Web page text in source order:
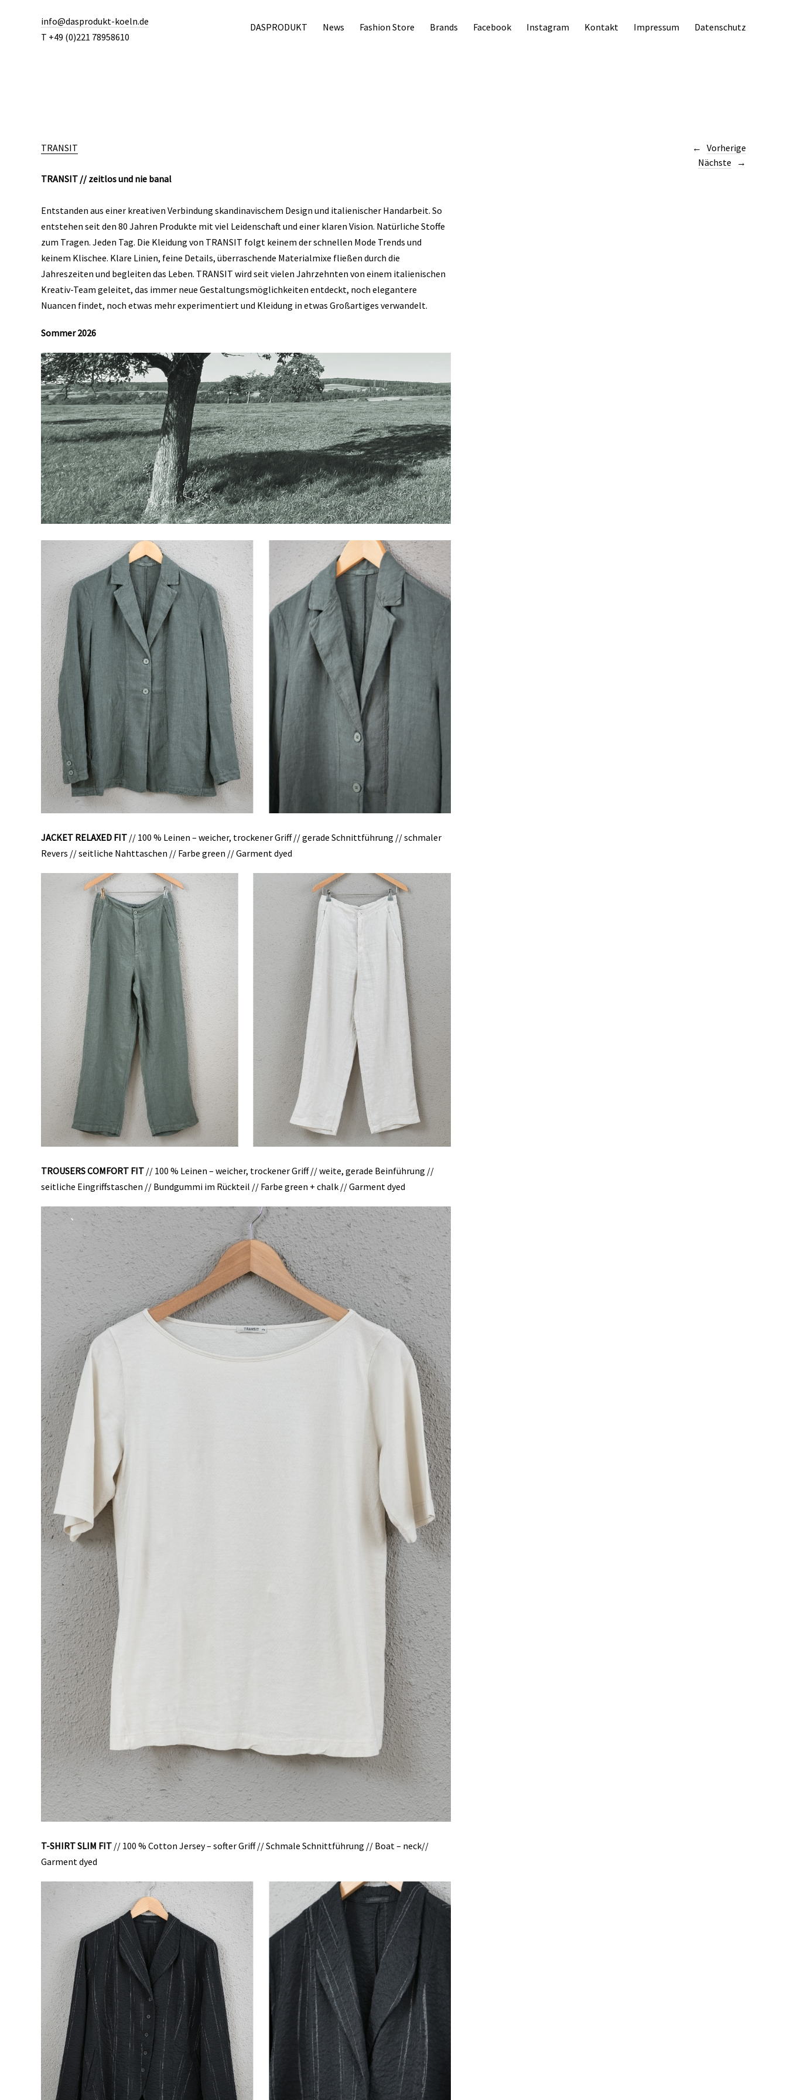
DASPRODUKT News Fashion Store Brands Facebook Instagram Kontakt Impressum Datenschutz
info@dasprodukt-koeln.de
T +49 (0)221 78958610
TRANSIT
TRANSIT // zeitlos und nie banal
Entstanden aus einer kreativen Verbindung skandinavischem Design und italienischer Handarbeit. So
entstehen seit den 80 Jahren Produkte mit viel Leidenschaft und einer klaren Vision. Natürliche Stoffe
zum Tragen. Jeden Tag. Die Kleidung von TRANSIT folgt keinem der schnellen Mode Trends und
keinem Klischee. Klare Linien, feine Details, überraschende Materialmixe fließen durch die
Jahreszeiten und begleiten das Leben. TRANSIT wird seit vielen Jahrzehnten von einem italienischen
Kreativ-Team geleitet, das immer neue Gestaltungsmöglichkeiten entdeckt, noch elegantere
Nuancen findet, noch etwas mehr experimentiert und Kleidung in etwas Großartiges verwandelt.
Sommer 2026
JACKET RELAXED FIT // 100 % Leinen – weicher, trockener Griff // gerade Schnittführung // schmaler
Revers // seitliche Nahttaschen // Farbe green // Garment dyed
TROUSERS COMFORT FIT // 100 % Leinen – weicher, trockener Griff // weite, gerade Beinführung //
seitliche Eingriffstaschen // Bundgummi im Rückteil // Farbe green + chalk // Garment dyed
T-SHIRT SLIM FIT // 100 % Cotton Jersey – softer Griff // Schmale Schnittführung // Boat – neck//
Garment dyed
Vorherige
Nächste